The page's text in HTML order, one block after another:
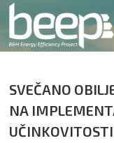
SVEČANO
NA